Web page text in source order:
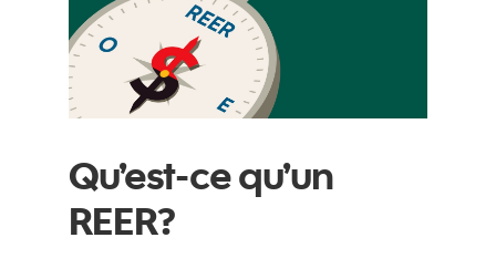
Qu’est-ce qu’un
REER?